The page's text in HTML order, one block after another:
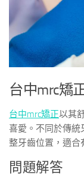
台中mrc矯
台中mrc矯正以其
喜愛。不同於傳統
整牙齒位置，適合
問題解答